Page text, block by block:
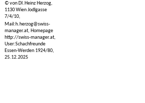
© von DI.Heinz Herzog,
1130 Wien Jodlgasse
7/4/10,
Mail:h.herzog@swiss-
manager.at, Homepage
http://swiss-manager.at,
User:Schachfreunde
Essen-Werden 1924/80,
25.12.2025